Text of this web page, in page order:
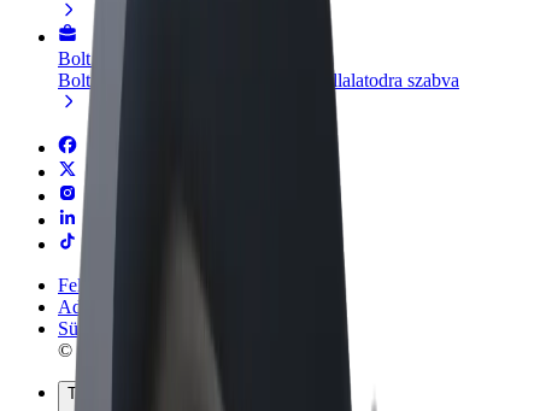
Bolt for Business
Bolt termékek és szolgáltatások a vállalatodra szabva
Felhasználási feltételek
Adatvédelem
Sütik
© 2026 Bolt Technology OÜ
Termékek